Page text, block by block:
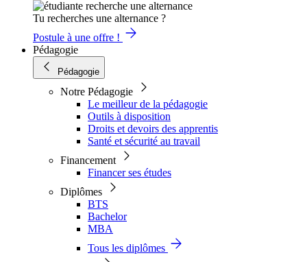
Tu recherches une alternance ?
Postule à une offre !
Pédagogie
Pédagogie
Notre Pédagogie
Le meilleur de la pédagogie
Outils à disposition
Droits et devoirs des apprentis
Santé et sécurité au travail
Financement
Financer ses études
Diplômes
BTS
Bachelor
MBA
Tous les diplômes